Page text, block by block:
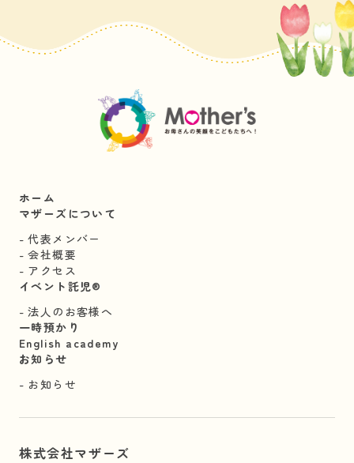
ホーム
マザーズについて
代表メンバー
会社概要
アクセス
イベント託児®︎
法人のお客様へ
一時預かり
English academy
お知らせ
お知らせ
株式会社マザーズ